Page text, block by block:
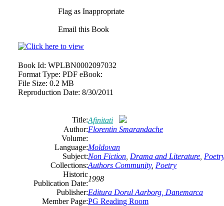
Flag as Inappropriate
Email this Book
Book Id: WPLBN0002097032
Format Type: PDF eBook:
File Size: 0.2 MB
Reproduction Date: 8/30/2011
Title:Afinitati
Author:Florentin Smarandache
Volume:
Language:Moldovan
Subject:Non Fiction Drama and Literature
Collections:Authors Community, Poetry
Historic
Publication Date:
1998
Publisher:Editura Dorul Aarborg, Danemarca
Member Page:PG Reading Room